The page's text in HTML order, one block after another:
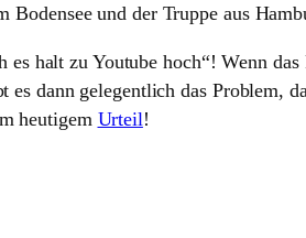
und der Truppe aus
es halt zu Youtube hoch“! Wenn
es dann gelegentlich das
heutigem Urteil!